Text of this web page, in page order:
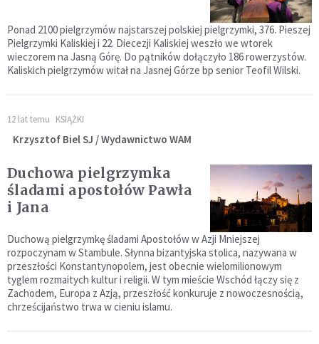
Ponad 2100 pielgrzymów najstarszej polskiej pielgrzymki, 376. Pieszej
Pielgrzymki Kaliskiej i 22. Diecezji Kaliskiej weszło we wtorek
wieczorem na Jasną Górę. Do pątników dołączyło 186 rowerzystów.
Kaliskich pielgrzymów witał na Jasnej Górze bp senior Teofil Wilski.
12 lat temu KSIĄŻKI
Krzysztof Biel SJ / Wydawnictwo WAM
Duchowa pielgrzymka
śladami apostołów Pawła
i Jana
Duchową pielgrzymkę śladami Apostołów w Azji Mniejszej
rozpoczynam w Stambule. Słynna bizantyjska stolica, nazywana w
przeszłości Konstantynopolem, jest obecnie wielomilionowym
tyglem rozmaitych kultur i religii. W tym mieście Wschód łączy się z
Zachodem, Europa z Azją, przeszłość konkuruje z nowoczesnością,
chrześcijaństwo trwa w cieniu islamu.